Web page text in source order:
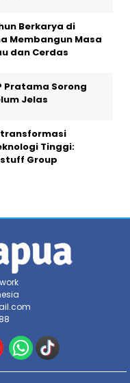
Berkarya di
Membangun Masa
dan Cerdas
Pratama Sorong
Jelas
Tinggi:
Group